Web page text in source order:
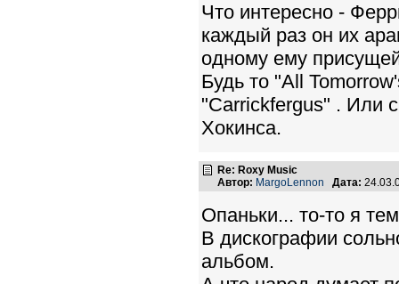
Что интересно -
каждый раз он их
одному ему
Будь то "All
"Carrickfergus" . Или
Хокинса.
Re: Roxy Music
Автор: MargoLennon Дата:
Опаньки... то-то я
В дискографии
альбом.